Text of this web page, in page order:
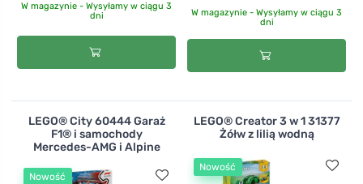
W magazynie - Wysyłamy w ciągu 3
dni
W magazynie - Wysyłamy w ciągu 3
dni
LEGO® City 60444 Garaż
F1® i samochody
Mercedes-AMG i Alpine
Nowość
LEGO® Creator 3 w 1 31377
Żółw z lilią wodną
Nowość